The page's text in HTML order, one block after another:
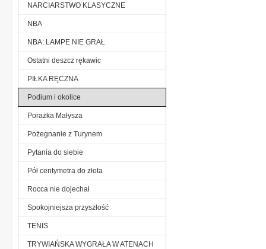
NARCIARSTWO KLASYCZNE
NBA
NBA: LAMPE NIE GRAŁ
Ostatni deszcz rękawic
PIŁKA RĘCZNA
Podium i okolice
Porażka Małysza
Pożegnanie z Turynem
Pytania do siebie
Pół centymetra do złota
Rocca nie dojechał
Spokojniejsza przyszłość
TENIS
TRYWIAŃSKA WYGRAŁA W ATENACH